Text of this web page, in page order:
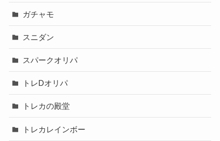
ガチャモ
スニダン
スパークオリパ
トレDオリパ
トレカの殿堂
トレカレインボー